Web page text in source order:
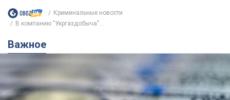
Криминальные новости
В компанию "Укргаздобыча"...
Важное